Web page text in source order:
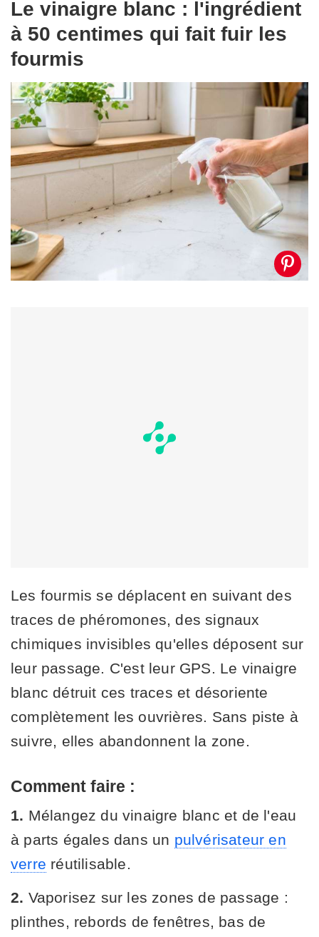
Le vinaigre blanc : l'ingrédient
à 50 centimes qui fait fuir les
fourmis
Les fourmis se déplacent en suivant des
traces de phéromones, des signaux
chimiques invisibles qu'elles déposent sur
leur passage. C'est leur GPS. Le vinaigre
blanc détruit ces traces et désoriente
complètement les ouvrières. Sans piste à
suivre, elles abandonnent la zone.
Comment faire :
1. Mélangez du vinaigre blanc et de l'eau
à parts égales dans un pulvérisateur en
verre réutilisable.
2. Vaporisez sur les zones de passage :
plinthes, rebords de fenêtres, bas de